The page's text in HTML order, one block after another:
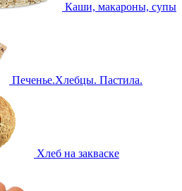
Каши, макароны, супы
Печенье.Хлебцы. Пастила.
Хлеб на закваске